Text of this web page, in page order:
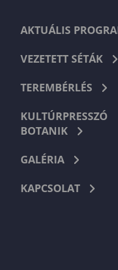
AKTUÁLIS
VEZETETT SÉTÁK
TEREMBÉRLÉS
KULTÚRPRESSZÓ
BOTANIK
GALÉRIA
KAPCSOLAT